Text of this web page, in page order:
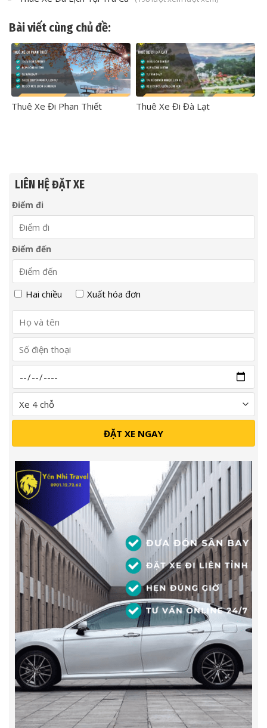
Bài viết cùng chủ đề:
Thuê Xe Đi Phan Thiết Thuê Xe Đi Đà Lạt
LIÊN HỆ ĐẶT XE
Điểm đi
Điểm đến
Hai chiều Xuất hóa đơn